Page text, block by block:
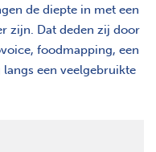
de diepte in met een
zijn. Dat deden zij door
foodmapping, een
een veelgebruikte